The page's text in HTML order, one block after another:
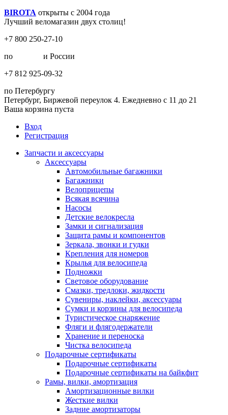
BIROTA открыты с 2004 года
Лучший веломагазин двух столиц!
+7 800 250-27-10
по
и России
+7 812 925-09-32
по Петербургу
Петербург, Биржевой переулок 4. Ежедневно с 11 до 21
Ваша корзина пуста
Вход
Регистрация
Запчасти и аксессуары
Аксессуары
Автомобильные багажники
Багажники
Велоприцепы
Всякая всячина
Насосы
Детские велокресла
Замки и сигнализация
Защита рамы и компонентов
Зеркала, звонки и гудки
Крепления для номеров
Крылья для велосипеда
Подножки
Световое оборудование
Смазки, тредлоки, жидкости
Сувениры, наклейки, аксессуары
Сумки и корзины для велосипеда
Туристическое снаряжение
Фляги и флягодержатели
Хранение и переноска
Чистка велосипеда
Подарочные сертификаты
Подарочные сертификаты
Подарочные сертификаты на байкфит
Рамы, вилки, амортизация
Амортизационные вилки
Жесткие вилки
Задние амортизаторы